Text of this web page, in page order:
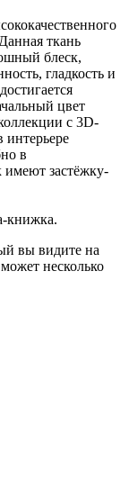
ткань
блеск,
гладкость и
цвет
с 3D-
интерьере
в
имеют застёжку-
книжка.
вы видите на
несколько